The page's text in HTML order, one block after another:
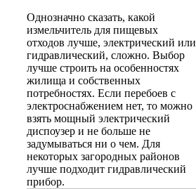
Однозначно сказать, какой
измельчитель для пищевых
отходов лучше, электрический или
гидравлический, сложно. Выбор
лучше строить на особенностях
жилища и собственных
потребностях. Если перебоев с
электроснабжением нет, то можно
взять мощный электрический
диспоузер и не больше не
задумываться ни о чем. Для
некоторых загородных районов
лучше подходит гидравлический
прибор.